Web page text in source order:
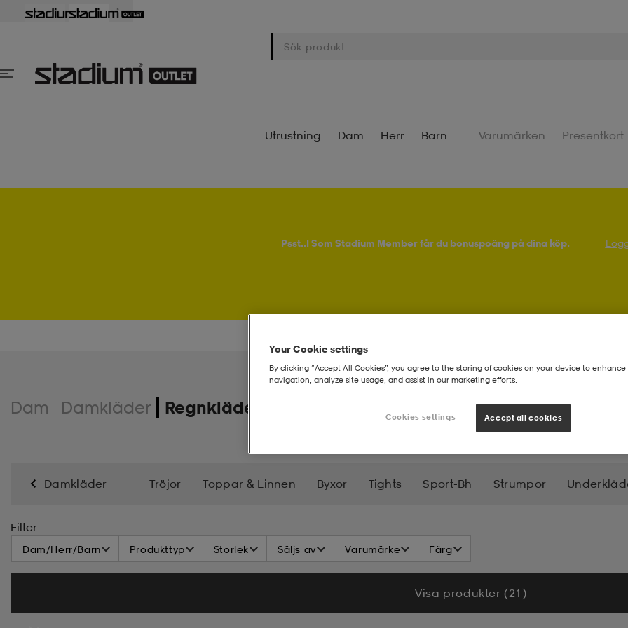
Utrustning Dam Herr Barn Varumärken Presentkort
Psst..! Som Stadium Member får du bonuspoäng på dina köp.
Dam Damkläder Regnkläder - Dam
Damkläder Tröjor Toppar & Linnen Byxor Tights Sport-Bh Strumpor
Solglasögon
Filter
Dam/Herr/Barn Produkttyp Storlek Säljs av Varumärke Färg
Visa produkter (21)
Your Cookie settings
By clicking “Accept All Cookies”, you agree to the storing of cookies on your device to enhance
navigation, analyze site usage, and assist in our marketing efforts.
Cookies settings Accept all cookies